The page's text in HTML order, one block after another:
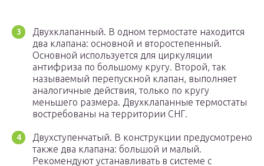
Двухклапанный. В одном термостате находится
два клапана: основной и второстепенный.
Основной используется для циркуляции
антифриза по большому кругу. Второй, так
называемый перепускной клапан, выполняет
аналогичные действия, только по кругу
меньшего размера. Двухклапанные термостаты
востребованы на территории СНГ.
Двухступенчатый. В конструкции предусмотрено
также два клапана: большой и малый.
Рекомендуют устанавливать в системе с